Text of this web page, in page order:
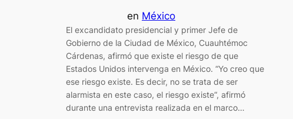
en México
El excandidato presidencial y primer Jefe de
Gobierno de la Ciudad de México, Cuauhtémoc
Cárdenas, afirmó que existe el riesgo de que
Estados Unidos intervenga en México. “Yo creo que
ese riesgo existe. Es decir, no se trata de ser
alarmista en este caso, el riesgo existe“, afirmó
durante una entrevista realizada en el marco…